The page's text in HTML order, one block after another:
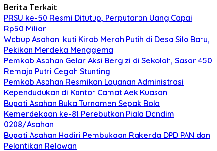
Berita Terkait
PRSU ke-50 Resmi Ditutup, Perputaran Uang Capai
Rp50 Miliar
Wabup Asahan Ikuti Kirab Merah Putih di Desa Silo Baru,
Pekikan Merdeka Menggema
Pemkab Asahan Gelar Aksi Bergizi di Sekolah, Sasar 450
Remaja Putri Cegah Stunting
Pemkab Asahan Resmikan Layanan Administrasi
Kependudukan di Kantor Camat Aek Kuasan
Bupati Asahan Buka Turnamen Sepak Bola
Kemerdekaan ke-81 Perebutkan Piala Dandim
0208/Asahan
Bupati Asahan Hadiri Pembukaan Rakerda DPD PAN dan
Pelantikan Relawan